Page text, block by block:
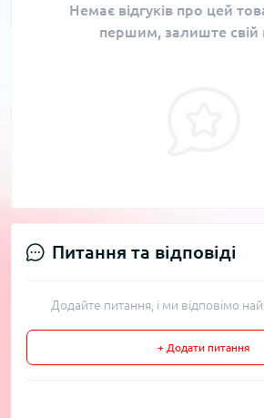
Немає відгуків про цей
першим, залиште свій
Питання та відповіді
Додайте питання, і ми відповімо
+ Додати питання